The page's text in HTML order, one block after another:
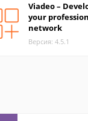
Viadeo –
your
network
Версия: 4.5.1